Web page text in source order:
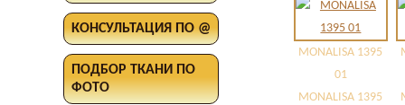
КОНСУЛЬТАЦИЯ ПО @
ПОДБОР ТКАНИ ПО
ФОТО
MONALISA 1395
01
MONALISA 1395